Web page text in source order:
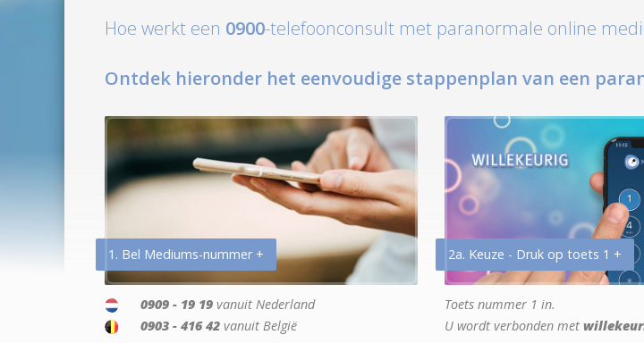
Hoe werkt een 0900-telefoonconsult met paranormale online
Ontdek hieronder het eenvoudige stappenplan van een
1. Bel Mediums-nummer +
0909 - 19 19 vanuit Nederland
0903 - 416 42 vanuit België
2a. Keuze - Druk op toets 1 +
Toets nummer 1 in.
U wordt verbonden met